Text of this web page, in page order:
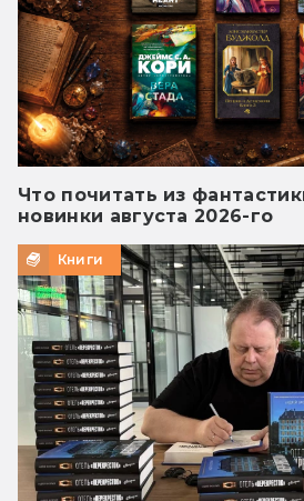
Что почитать из
новинки августа 2026-го
Книги